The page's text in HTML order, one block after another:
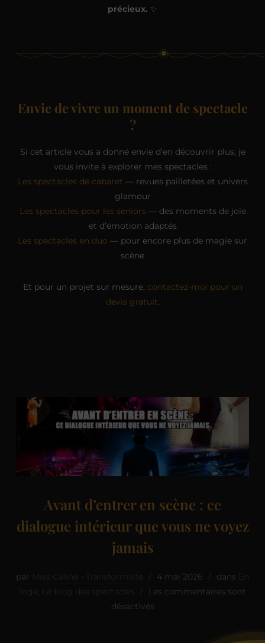
précieux. ✨
Envie de vivre un moment de spectacle
?
Si cet article vous a donné envie d’en découvrir plus, je
vous invite à explorer mes spectacles :
Les spectacles de cabaret — revues pailletées et univers
glamour
Les spectacles pour les seniors — des moments de joie
et d’émotion adaptés
Les spectacles en duo — pour encore plus de magie sur
scène
Et pour un projet sur mesure, contactez-moi pour un
devis gratuit.
Avant d’entrer en scène : ce
dialogue intérieur que vous ne voyez
jamais
par 4 mai 2026 dans
Les commentaires sont
désactivés